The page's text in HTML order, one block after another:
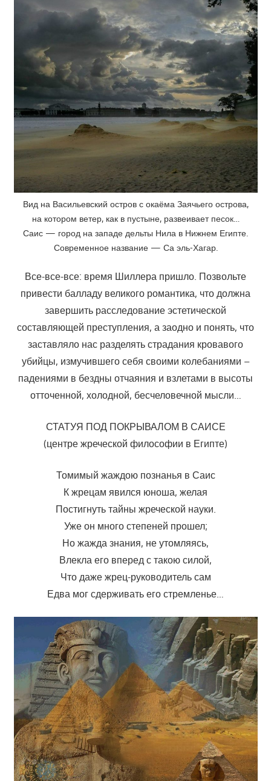
Вид на Васильевский остров с окаёма Заячьего острова,
на котором ветер, как в пустыне, развеивает песок…
Саис — город на западе дельты Нила в Нижнем Египте.
Современное название — Са эль-Хагар.
Все-все-все: время Шиллера пришло. Позвольте
привести балладу великого романтика, что должна
завершить расследование эстетической
составляющей преступления, а заодно и понять, что
заставляло нас разделять страдания кровавого
убийцы, измучившего себя своими колебаниями –
падениями в бездны отчаяния и взлетами в высоты
отточенной, холодной, бесчеловечной мысли…
СТАТУЯ ПОД ПОКРЫВАЛОМ В САИСЕ
(центре жреческой философии в Египте)
Томимый жаждою познанья в Саис
К жрецам явился юноша, желая
Постигнуть тайны жреческой науки.
Уже он много степеней прошел;
Но жажда знания, не утомляясь,
Влекла его вперед с такою силой,
Что даже жрец-руководитель сам
Едва мог сдерживать его стремленье…